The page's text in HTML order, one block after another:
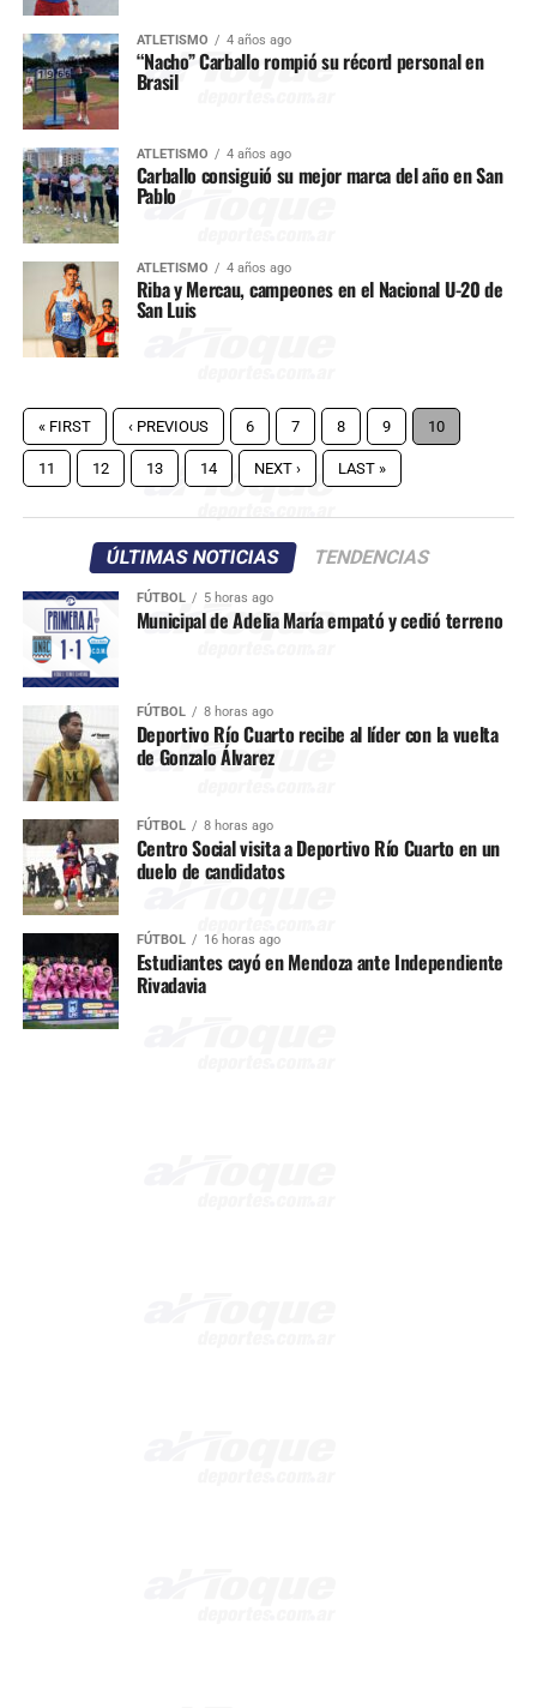
ATLETISMO 4 años ago
“Nacho” Carballo rompió su récord personal en
Brasil
ATLETISMO 4 años ago
Carballo consiguió su mejor marca del año en San
Pablo
ATLETISMO 4 años ago
Riba y Mercau, campeones en el Nacional U-20 de
San Luis
« FIRST ‹ PREVIOUS 6 7 8 9 10
11 12 13 14 NEXT › LAST »
ÚLTIMAS NOTICIAS TENDENCIAS
FÚTBOL 5 horas ago
Municipal de Adelia María empató y cedió terreno
FÚTBOL 8 horas ago
Deportivo Río Cuarto recibe al líder con la vuelta
de Gonzalo Álvarez
FÚTBOL 8 horas ago
Centro Social visita a Deportivo Río Cuarto en un
duelo de candidatos
FÚTBOL 16 horas ago
Estudiantes cayó en Mendoza ante Independiente
Rivadavia